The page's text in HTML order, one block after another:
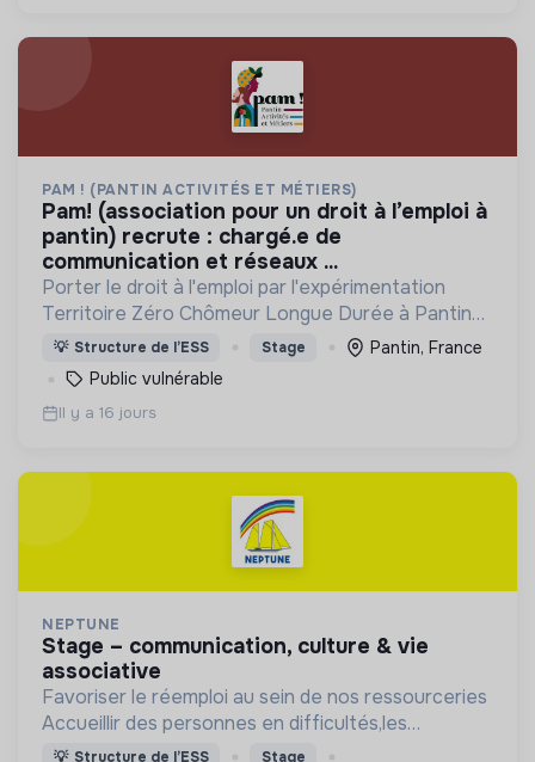
PAM ! (PANTIN ACTIVITÉS ET MÉTIERS)
pam! (association pour un droit à l’emploi à
pantin) recrute : chargé.e de
communication et réseaux ...
Porter le droit à l'emploi par l'expérimentation
Territoire Zéro Chômeur Longue Durée à Pantin
(Quartier des 4 Chemins) : créer des emplois
dignes, durables et utiles au territoire
💡 Structure de l’ESS Stage
Pantin, France
Public vulnérable
Il y a 16 jours
NEPTUNE
stage – communication, culture & vie
associative
Favoriser le réemploi au sein de nos ressourceries
Accueillir des personnes en difficultés,les
accompagner socialement et professionnellement
💡 Structure de l’ESS Stage